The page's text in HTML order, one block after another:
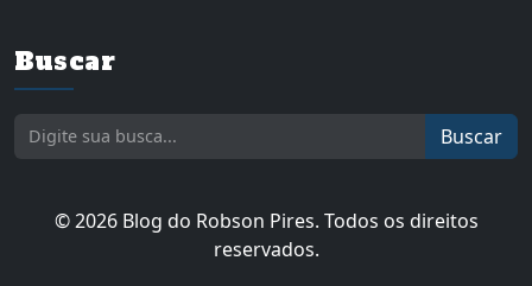
Buscar
Buscar
© 2026 Blog do Robson Pires. Todos os direitos
reservados.